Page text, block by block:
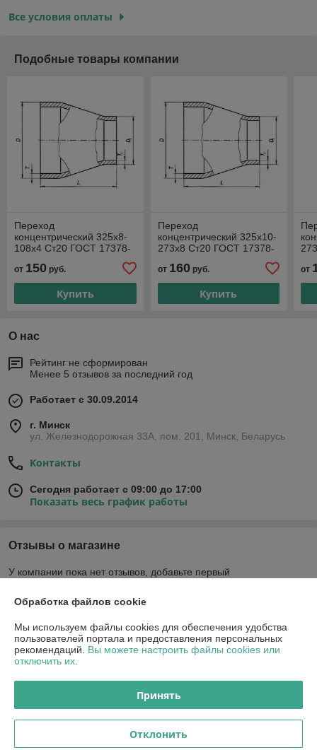
Все условия оплаты
Подобные товары компании
Переход
концентрический 325х8-
108х4 Ст20 ГОСТ 17378-
от 150 руб.
Купить
Переход
концентрический 325х10-
273х8 Ст20 ГОСТ 17378-
от 160руб.
Купить
от
О нас
Рейтинг не сформирован
Менее 5 отзывов за последний год
Работает с 30.09.2014
г. Минск
ул. Железнодорожная 33А, пом. 201, Минск, Беларусь
Контакты
Сегодня работает с 09:00 до 17:00
Показать весь график работы
Отзывы о магазине
У компании пока нет отзывов, добавьте первый
Контакты
Доставка и оплата
График работы
Полная версия сайта
Обработка файлов cookie
Мы используем файлы cookies для обеспечения удобства
пользователей портала и предоставления персональных
рекомендаций. Вы можете настроить файлы cookies или
отключить их.
Принять
Отклонить